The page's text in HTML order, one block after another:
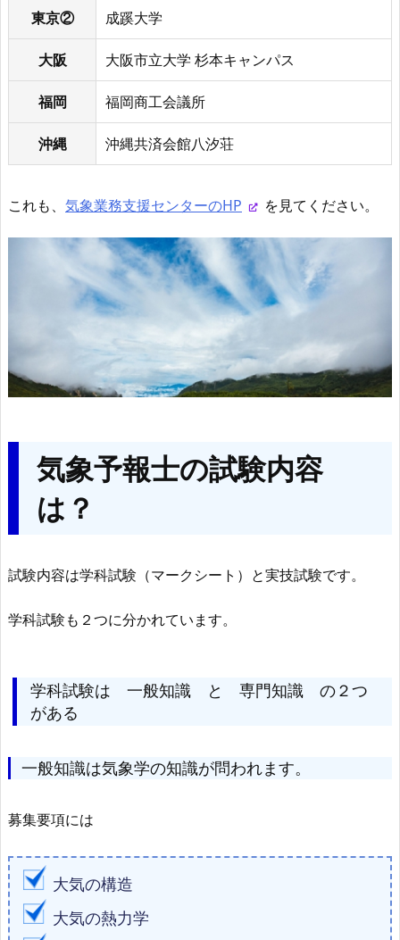
東京② 成蹊⼤学
大阪 ⼤阪市⽴⼤学 杉本キャンパス
福岡 福岡商工会議所
沖縄 沖縄共済会館八汐荘
これも、 気象業務支援センターのHP を見てください。
気象予報士の試験内容
は？
試験内容は学科試験（マークシート）と実技試験です。
学科試験も２つに分かれています。
学科試験は 一般知識 と 専門知識 の２つ
がある
一般知識は気象学の知識が問われます。
募集要項には
⼤気の構造
⼤気の熱⼒学